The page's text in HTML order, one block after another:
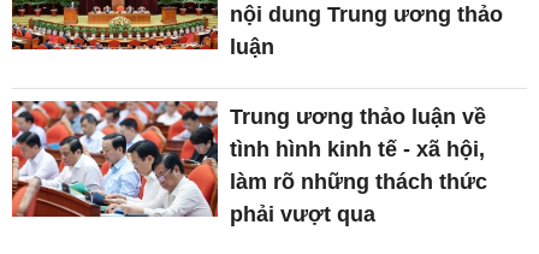
nội dung Trung ương thảo
luận
Trung ương thảo luận về
tình hình kinh tế - xã hội,
làm rõ những thách thức
phải vượt qua